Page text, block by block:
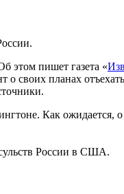
этом пишет газета «
о своих планах
Как ожидается,
России в США.